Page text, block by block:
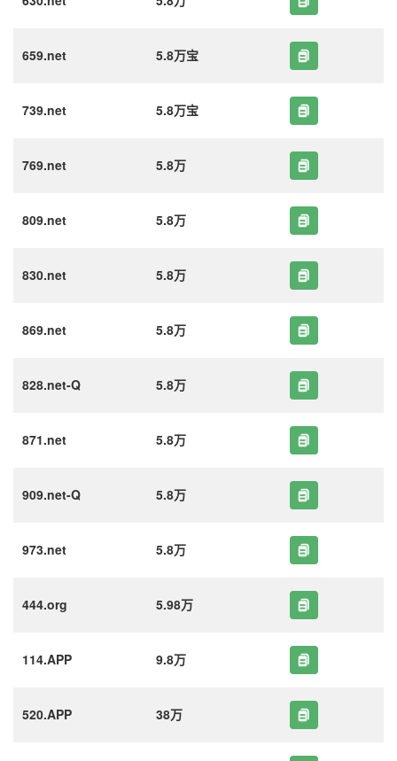
659.net 5.8万宝
739.net 5.8万宝
769.net 5.8万
809.net 5.8万
830.net 5.8万
869.net 5.8万
828.net-Q 5.8万
871.net 5.8万
909.net-Q 5.8万
973.net 5.8万
444.org 5.98万
114.APP 9.8万
520.APP 38万